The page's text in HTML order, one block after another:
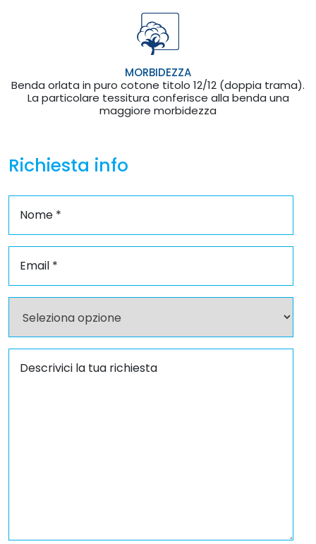
MORBIDEZZA
Benda orlata in puro cotone titolo 12/12 (doppia trama).
La particolare tessitura conferisce alla benda una
maggiore morbidezza
Richiesta info